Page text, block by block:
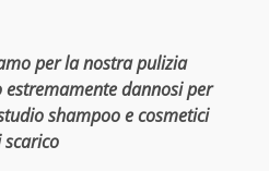
per la nostra pulizia
estremamente dannosi per
shampoo e cosmetici